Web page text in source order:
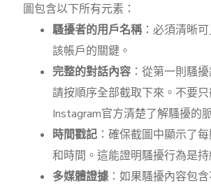
圖包含以下所有元素：
騷擾者的用戶名稱：必須清晰
該帳戶的關鍵。
完整的對話內容 ：從第一則騷
請按順序全部截取下來。不要
Instagram官方清楚了解騷擾的
時間戳記 ：確保截圖中顯示了
和時間。這能證明騷擾行為是持
多媒體證據 ：如果騷擾內容包